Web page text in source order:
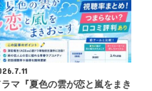
ラマ『夏色の雲が恋と嵐をまき